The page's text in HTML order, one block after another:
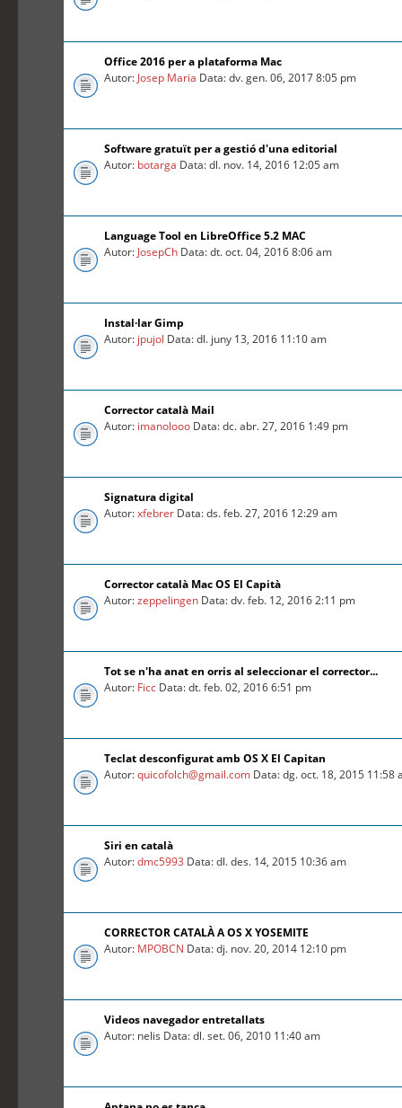
Office 2016 per a plataforma Mac
Autor: Josep Maria Data: dv. gen. 06, 2017 8:05 pm
Software gratuït per a gestió d'una editorial
Autor: botarga Data: dl. nov. 14, 2016 12:05 am
Language Tool en LibreOffice 5.2 MAC
Autor: JosepCh Data: dt. oct. 04, 2016 8:06 am
Instal·lar Gimp
Autor: jpujol Data: dl. juny 13, 2016 11:10 am
Corrector català Mail
Autor: imanolooo Data: dc. abr. 27, 2016 1:49 pm
Signatura digital
Autor:xfebrer Data: ds. feb. 27, 2016 12:29 am
Corrector català Mac OS El Capità
Autor:zeppelingen Data: dv. feb. 12, 2016 2:11 pm
Tot se n'ha anat en orris al seleccionar el corrector...
Autor: Ficc Data: dt. feb. 02, 2016 6:51 pm
Teclat desconfigurat amb OS X El Capitan
Autor:quicofolch@gmail.com Data: dg. oct. 18, 2015 11:58
Siri en català
Autor:dmc5993 Data: dl. des. 14, 2015 10:36 am
CORRECTOR CATALÀ A OS X YOSEMITE
Autor: MPOBCN Data: dj. nov. 20, 2014 12:10 pm
Videos navegador entretallats
Autor: nelis Data: dl. set. 06, 2010 11:40 am